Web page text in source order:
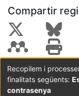
Compartir
Coordinació:CRAI UB Avís legal
subjectes a:
Recopilem i
finalitats següents:
contrasenya